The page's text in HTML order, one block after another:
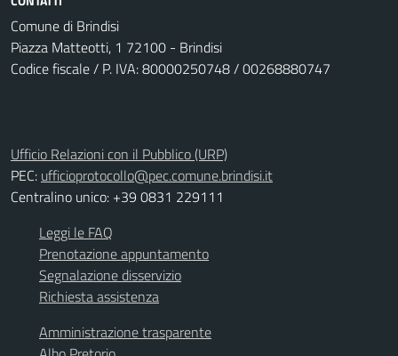
Comune di Brindisi
Piazza Matteotti, 1 72100 - Brindisi
Codice fiscale / P. IVA: 80000250748 / 00268880747
Ufficio Relazioni con il Pubblico (URP)
PEC: ufficioprotocollo@pec.comune.brindisi.it
Centralino unico: +39 0831 229111
Leggi le FAQ
Prenotazione appuntamento
Segnalazione disservizio
Richiesta assistenza
Amministrazione trasparente